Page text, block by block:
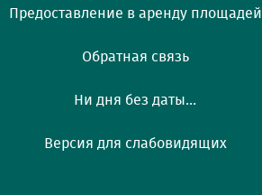
Предоставление в аренду площадей
Обратная связь
Ни дня без даты...
Версия для слабовидящих